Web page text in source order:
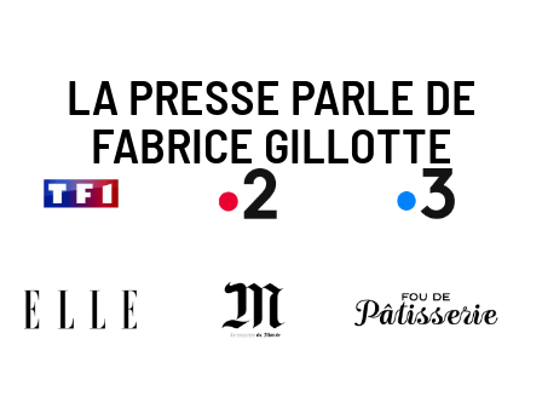
LA PRESSE PARLE DE
FABRICE GILLOTTE